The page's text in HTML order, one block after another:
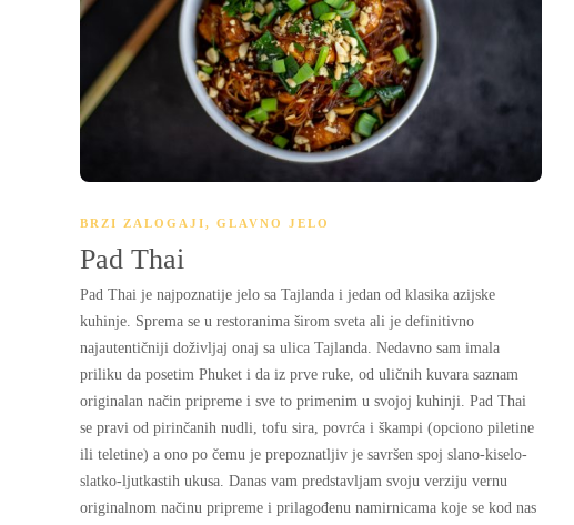
BRZI ZALOGAJI, GLAVNO JELO
Pad Thai
Pad Thai je najpoznatije jelo sa Tajlanda i jedan od klasika azijske
kuhinje. Sprema se u restoranima širom sveta ali je definitivno
najautentičniji doživljaj onaj sa ulica Tajlanda. Nedavno sam imala
priliku da posetim Phuket i da iz prve ruke, od uličnih kuvara saznam
originalan način pripreme i sve to primenim u svojoj kuhinji. Pad Thai
se pravi od pirinčanih nudli, tofu sira, povrća i škampi (opciono piletine
ili teletine) a ono po čemu je prepoznatljiv je savršen spoj slano-kiselo-
slatko-ljutkastih ukusa. Danas vam predstavljam svoju verziju vernu
originalnom načinu pripreme i prilagođenu namirnicama koje se kod nas